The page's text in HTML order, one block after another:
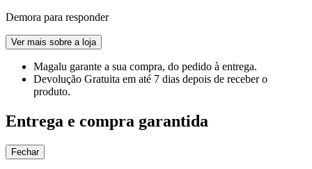
Demora para responder
Ver mais sobre a loja
Magalu garante a sua compra, do pedido à entrega.
Devolução Gratuita em até 7 dias depois de receber o
produto.
Entrega e compra garantida
Fechar